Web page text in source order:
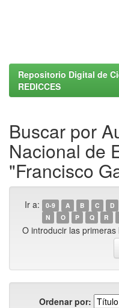
Repositorio Digital de
REDICCES
Buscar por
Nacional de
"Francisco
Ir a: 0-9 A B C D
N
O P Q R
O introducir las primeras
Ordenar por: